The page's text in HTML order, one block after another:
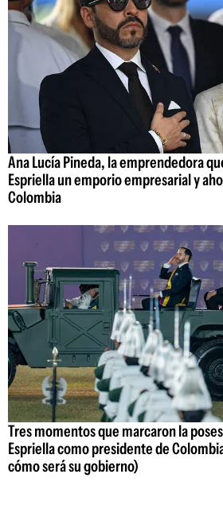
Ana Lucía Pineda, la emprendedora
Espriella un emporio empresarial y
Colombia
Tres momentos que marcaron la
Espriella como presidente de
cómo será su gobierno)